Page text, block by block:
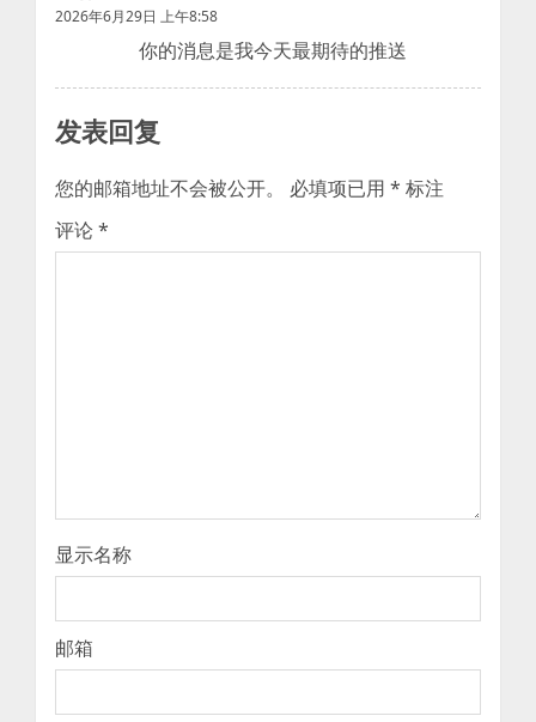
2026年6月29日 上午8:58
你的消息是我今天最期待的推送
发表回复
您的邮箱地址不会被公开。 必填项已用 * 标注
评论*
显示名称
邮箱